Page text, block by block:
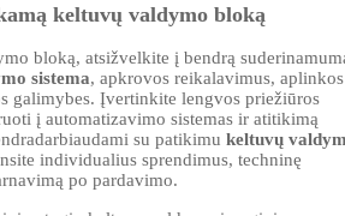
keltuvų valdymo bloką
bloką, atsižvelkite į bendrą
sistema, apkrovos reikalavimus, aplinkos
galimybes. Įvertinkite lengvos priežiūros
į automatizavimo sistemas ir atitikimą
su patikimu keltuvų
individualius sprendimus, techninę
po pardavimo.